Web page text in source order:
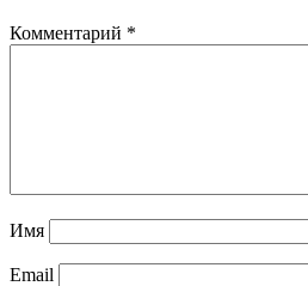
Комментарий *
Имя
Email